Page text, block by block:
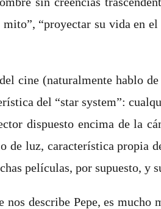
“proyectar su vida en
cine (naturalmente hablo
del “star system”:
dispuesto encima de la
de luz, característica
películas, por supuesto, y
describe Pepe, es